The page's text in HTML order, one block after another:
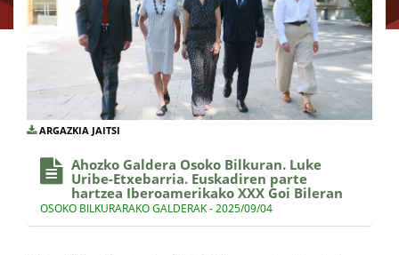
ARGAZKIA JAITSI
Ahozko Galdera Osoko Bilkuran. Luke
Uribe-Etxebarria. Euskadiren parte
hartzea Iberoamerikako XXX Goi Bileran
OSOKO BILKURARAKO GALDERAK - 2025/09/04